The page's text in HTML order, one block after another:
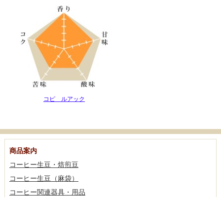
コピ ルアック
商品案内
コーヒー生豆・焙煎豆
コーヒー生豆（麻袋）
コーヒー関連器具・用品